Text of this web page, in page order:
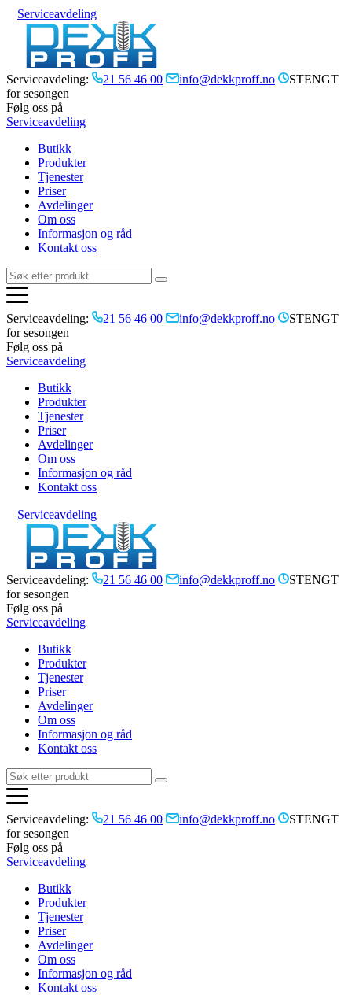
Serviceavdeling
Serviceavdeling: 21 56 46 00 info@dekkproff.no
STENGT
for sesongen
Følg oss på
Serviceavdeling
Butikk
Produkter
Tjenester
Priser
Avdelinger
Om oss
Informasjon og råd
Kontakt oss
Serviceavdeling: 21 56 46 00 info@dekkproff.no
STENGT
for sesongen
Følg oss på
Serviceavdeling
Butikk
Produkter
Tjenester
Priser
Avdelinger
Om oss
Informasjon og råd
Kontakt oss
Serviceavdeling
Serviceavdeling: 21 56 46 00 info@dekkproff.no
STENGT
for sesongen
Følg oss på
Serviceavdeling
Butikk
Produkter
Tjenester
Priser
Avdelinger
Om oss
Informasjon og råd
Kontakt oss
Serviceavdeling: 21 56 46 00 info@dekkproff.no
STENGT
for sesongen
Følg oss på
Serviceavdeling
Butikk
Produkter
Tjenester
Priser
Avdelinger
Om oss
Informasjon og råd
Kontakt oss